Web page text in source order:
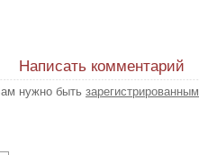
Написать комментарий
нужно быть зарегистрированным